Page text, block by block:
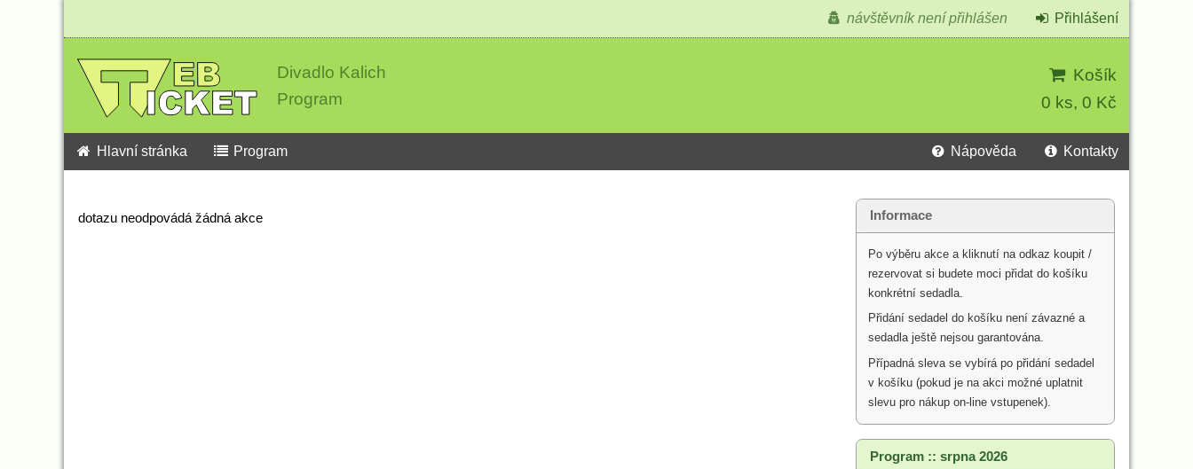
Divadlo Kalich
Program
Košík
0 ks, 0 Kč
návštěvník není přihlášen Přihlášení
Hlavní stránka Program Nápověda Kontakty
Informace
Po výběru akce a kliknutí na odkaz koupit /
rezervovat si budete moci přidat do košíku
konkrétní sedadla.
Přidání sedadel do košíku není závazné a
sedadla ještě nejsou garantována.
Případná sleva se vybírá po přidání sedadel
v košíku (pokud je na akci možné uplatnit
slevu pro nákup on-line vstupenek).
Program :: srpna 2026
dotazu neodpovádá žádná akce